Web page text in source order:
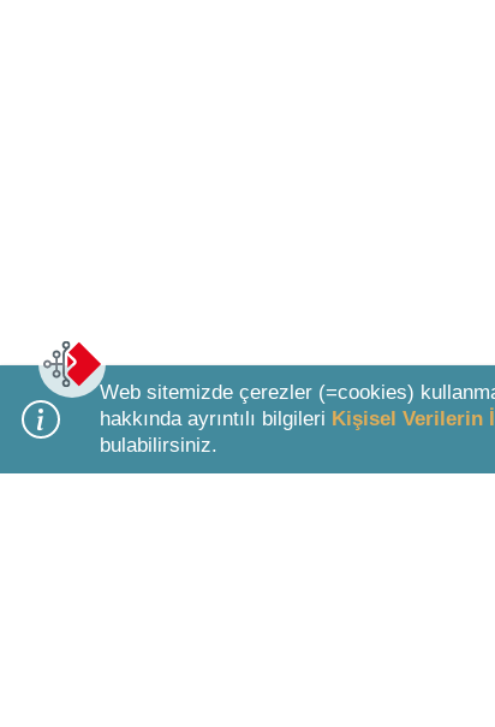
Bottom Search Toolbar Highlight Text
Web sitemizde çerezler (=cookies)
hakkında ayrıntılı bilgileri Kişisel Verilerin
bulabilirsiniz.